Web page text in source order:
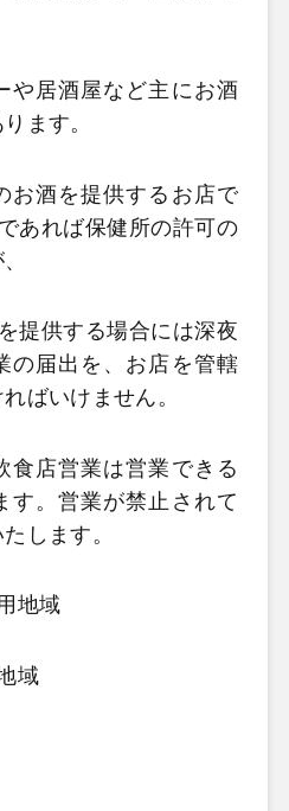
や居酒屋など主にお酒
ます。
お酒を提供するお店で
あれば保健所の許可の
提供する場合には深夜
の届出を、お店を管轄
ばいけません。
食店営業は営業できる
す。営業が禁止されて
します。
地域
域